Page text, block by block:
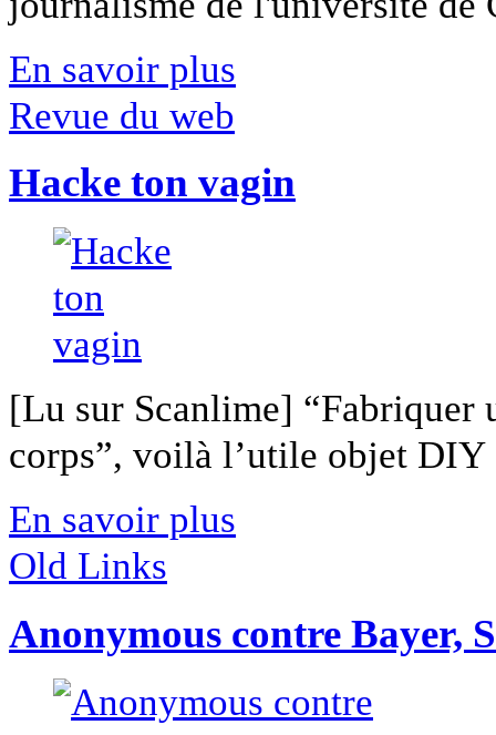
En savoir plus
Revue du web
Hacke ton vagin
[Lu sur Scanlime] “Fabriquer
corps”, voilà l’utile objet
En savoir plus
Old Links
Anonymous contre Bayer,